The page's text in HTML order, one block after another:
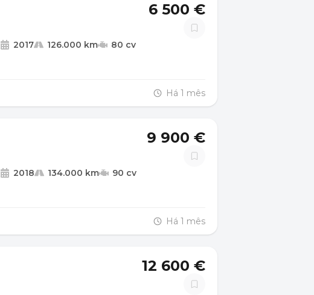
6 500 €
2017 126.000 km 80 cv
Há 1 mês
9 900 €
2018 134.000 km 90 cv
Há 1 mês
12 600 €